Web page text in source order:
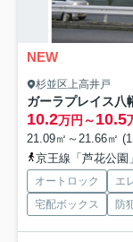
NEW
杉並区上高井戸
ガーラプレイス八
10.2万円～10.5
21.09㎡～21.66㎡
京王線「芦花公園
オートロック エ
宅配ボックス
防